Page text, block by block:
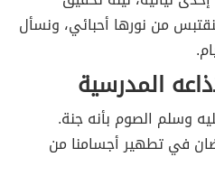
من نورها أحبائي، ونسأل
المدرسية
وسلم الصوم بأنه جنة.
في تطهير أجسامنا من